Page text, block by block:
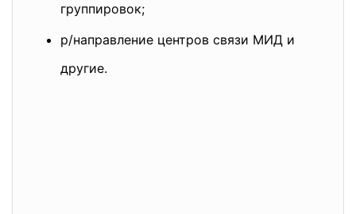
группировок;
р/направление центров связи МИД и
другие.